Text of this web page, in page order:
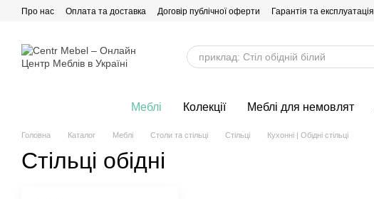
Перейти до основного контенту
Про нас Оплата та доставка Договір публічної оферти Гарантія та експлуатація
Меблі Колекції Меблі для немовлят
Головна Каталог Меблі Столи та стільці Стільці Кухонні | Обідні стільці
Стільці обідні